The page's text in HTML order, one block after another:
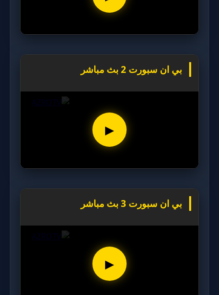
بي ان سبورت 2 بث مباشر
▶
بي ان سبورت 3 بث مباشر
▶